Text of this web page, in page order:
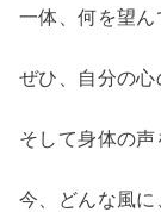
一体、何を望ん
ぜひ、自分の心
そして身体の声
今、どんな風に